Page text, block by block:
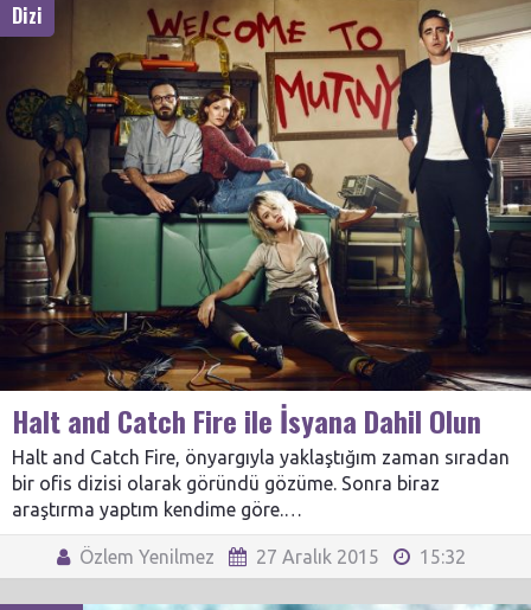
Dizi
Halt and Catch Fire ile İsyana Dahil Olun
Halt and Catch Fire, önyargıyla yaklaştığım zaman sıradan
bir ofis dizisi olarak göründü gözüme. Sonra biraz
araştırma yaptım kendime göre.…
Özlem Yenilmez 27 Aralık 2015 15:32